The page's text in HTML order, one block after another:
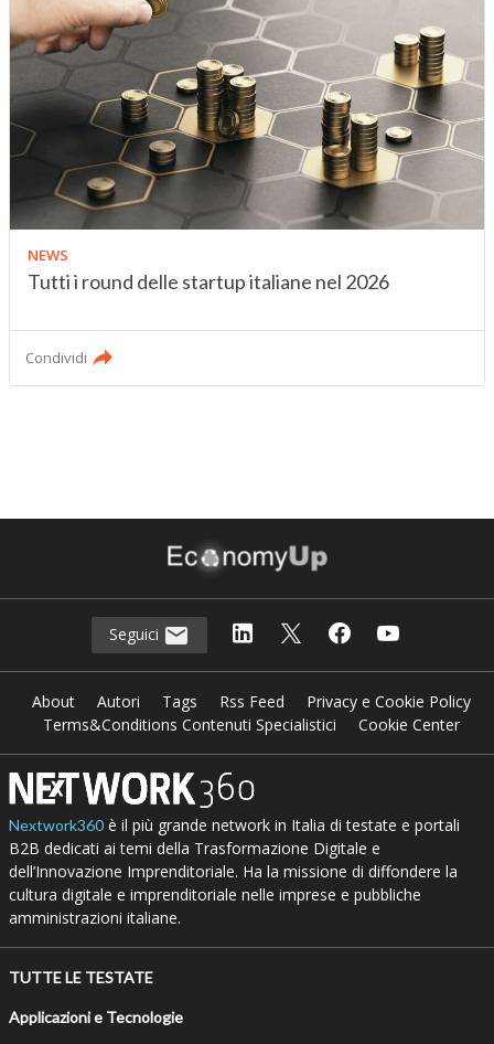
NEWS
Tutti i round delle startup italiane nel 2026
Condividi
Seguici
About Autori Tags Rss Feed
Privacy e Cookie Policy
Terms&Conditions Contenuti Specialistici
Cookie Center
Nextwork360è il più grande network in Italia di testate e portali
B2B dedicati ai temi della Trasformazione Digitale e
dell’Innovazione Imprenditoriale. Ha la missione di diffondere la
cultura digitale e imprenditoriale nelle imprese e pubbliche
amministrazioni italiane.
TUTTE LE TESTATE
Applicazioni e Tecnologie